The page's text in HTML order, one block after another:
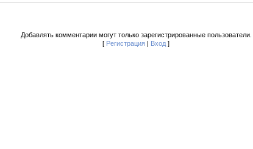
Добавлять комментарии могут только зарегистрированные пользователи.
[ Регистрация | Вход ]